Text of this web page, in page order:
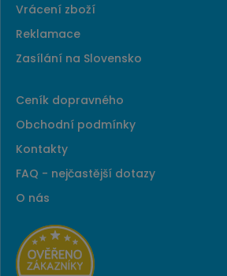
Vrácení zboží
Reklamace
Zasílání na Slovensko
Ceník dopravného
Obchodní podmínky
Kontakty
FAQ - nejčastější dotazy
O nás